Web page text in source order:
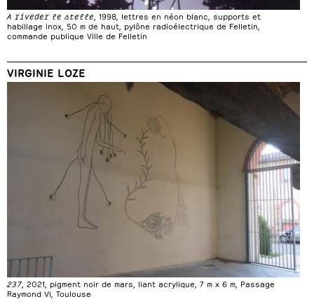
A riveder le stelle , 1998, lettres en néon blanc, supports et
habillage inox, 50 m de haut, pylône radioélectrique de Felletin,
commande publique Ville de Felletin
VIRGINIE LOZE
237 , 2021, pigment noir de mars, liant acrylique, 7 m x 6 m, Passage
Raymond VI, Toulouse